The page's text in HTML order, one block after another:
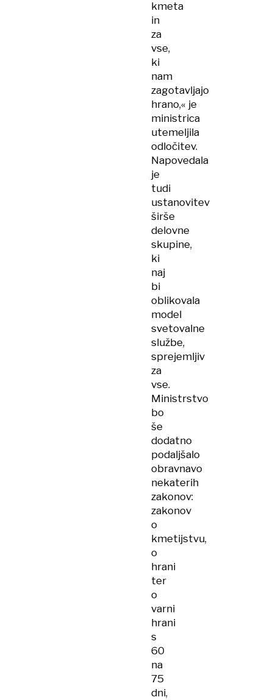
kmeta
in
za
vse,
ki
nam
zagotavljajo
hrano,« je
ministrica
utemeljila
odločitev.
Napovedala
je
tudi
ustanovitev
širše
delovne
skupine,
ki
naj
bi
oblikovala
model
svetovalne
službe,
sprejemljiv
za
vse.
Ministrstvo
bo
še
dodatno
podaljšalo
obravnavo
nekaterih
zakonov:
zakonov
o
kmetijstvu,
o
hrani
ter
o
varni
hrani
s
60
na
75
dni,